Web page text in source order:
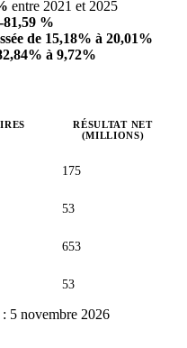
entre 2021 et 2025
%
de 15,18% à 20,01%
à 9,72%
RÉSULTAT NET
(MILLIONS)
175
53
653
53
5 novembre 2026